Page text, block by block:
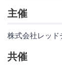
主催
株式会社レッ
共催